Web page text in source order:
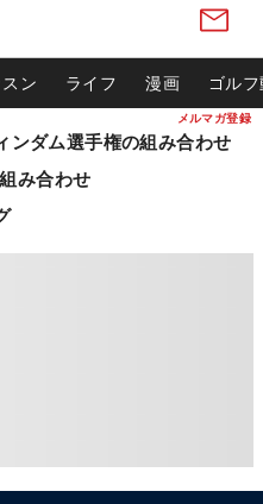
メルマガ登録
ン ライフ 漫画 ゴル
ダム選手権の組み合わせ
み合わせ